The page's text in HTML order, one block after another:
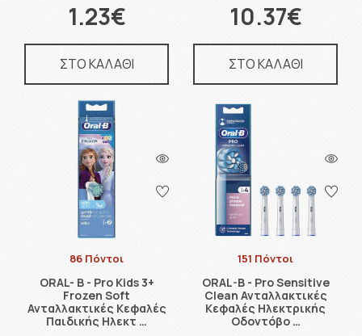
1.23€
ΣΤΟ ΚΑΛΑΘΙ
10.37€
ΣΤΟ ΚΑΛΑΘΙ
86 Πόντοι
ORAL- B - Pro Kids 3+
Frozen Soft
Ανταλλακτικές Κεφαλές
Παιδικής Ηλεκτ …
151 Πόντοι
ORAL-B - Pro Sensitive
Clean Ανταλλακτικές
Κεφαλές Ηλεκτρικής
Οδοντόβο …